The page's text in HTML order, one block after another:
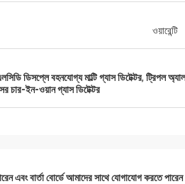
ওয়ারেন্টি
ডিসপ্লে বহনযোগ্য মাল্টি গ্যাস ডিটেক্টর, ট্রিপল
চার-ইন-ওয়ান গ্যাস ডিটেক্টর
এবং বার্তা বোর্ডে আমাদের সাথে যোগাযোগ করতে